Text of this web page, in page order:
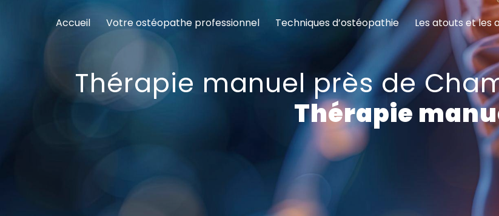
Accueil Votre ostéopathe professionnel Techniques d’ostéopathie Les atouts et les
Thérapie manuel près de
Thérapie
Panneau de gestion des cookies